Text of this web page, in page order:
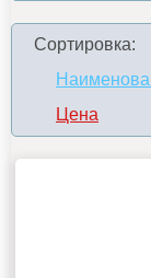
Сортировка:
Цена